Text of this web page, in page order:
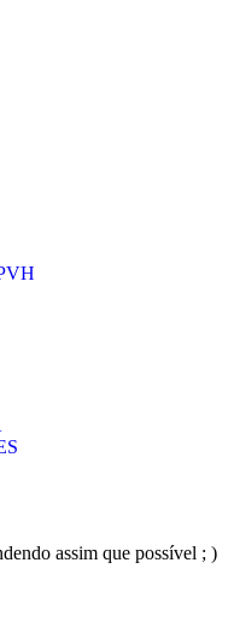
assim que possível ; )